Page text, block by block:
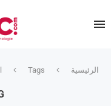
الرئيسية Tags